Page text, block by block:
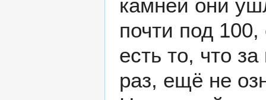
камней они
почти под
есть то, что
раз, ещё не